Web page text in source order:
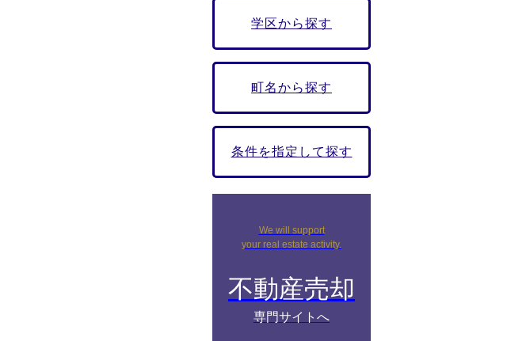
学区から探す
町名から探す
条件を指定して探す
We will support
your real estate activity.
不動産売却
専門サイトへ